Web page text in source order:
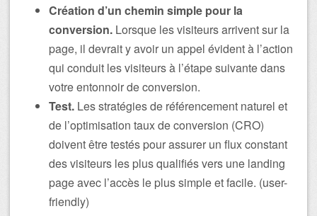
Création d’un chemin simple pour la
conversion. Lorsque les visiteurs arrivent sur la
page, il devrait y avoir un appel évident à l’action
qui conduit les visiteurs à l’étape suivante dans
votre entonnoir de conversion.
Test. Les stratégies de référencement naturel et
de l’optimisation taux de conversion (CRO)
doivent être testés pour assurer un flux constant
des visiteurs les plus qualifiés vers une landing
page avec l’accès le plus simple et facile. (user-
friendly)